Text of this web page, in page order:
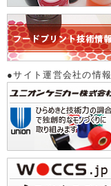
●サイト運営会社の情報